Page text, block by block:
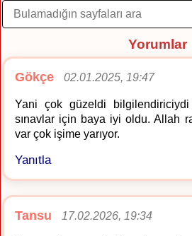
Yorumlar
Gökçe 02.01.2025, 19:47
Yani çok güzeldi
sınavlar için baya iyi oldu. Allah
var çok işime yarıyor.
Yanıtla
Tansu 17.02.2026, 19:34